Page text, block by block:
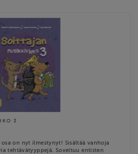
3
on nyt ilmestynyt! Sisältää vanhoja
tehtävätyyppejä. Soveltuu entisten